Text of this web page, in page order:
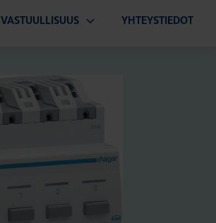
VASTUULLISUUS YHTEYSTIEDOT